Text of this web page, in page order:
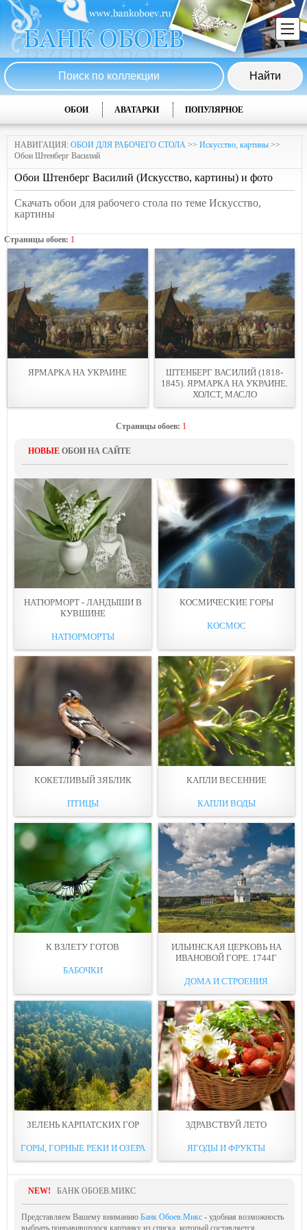
ОБОИ АВАТАРКИ ПОПУЛЯРНОЕ
НАВИГАЦИЯ: ОБОИ ДЛЯ РАБОЧЕГО СТОЛА >> Искусство, картины >>
Обои Штенберг Василий
Обои Штенберг Василий (Искусство, картины) и фото
Скачать обои для рабочего стола по теме Искусство,
картины
Страницы обоев: 1
ЯРМАРКА НА УКРАИНЕ
ШТЕНБЕРГ ВАСИЛИЙ (1818-
1845). ЯРМАРКА НА УКРАИНЕ.
ХОЛСТ, МАСЛО
Страницы обоев: 1
НОВЫЕ ОБОИ НА САЙТЕ
НАТЮРМОРТ - ЛАНДЫШИ В
КУВШИНЕ
НАТЮРМОРТЫ
КОСМИЧЕСКИЕ ГОРЫ
КОСМОС
КОКЕТЛИВЫЙ ЗЯБЛИК
ПТИЦЫ
КАПЛИ ВЕСЕННИЕ
КАПЛИ ВОДЫ
К ВЗЛЕТУ ГОТОВ
БАБОЧКИ
ИЛЬИНСКАЯ ЦЕРКОВЬ НА
ИВАНОВОЙ ГОРЕ. 1744Г
ДОМА И СТРОЕНИЯ
ЗЕЛЕНЬ КАРПАТСКИХ ГОР
ГОРЫ, ГОРНЫЕ РЕКИ И ОЗЕРА
ЗДРАВСТВУЙ ЛЕТО
ЯГОДЫ И ФРУКТЫ
NEW! БАНК ОБОЕВ.МИКС
Представляем Вашему вниманию Банк Обоев.Микс - удобная возможность
выбрать понравившуюся картинку из списка, который составляется